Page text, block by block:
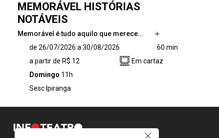
MEMORÁVEL HISTÓRIAS
NOTÁVEIS
Memorável é tudo aquilo que merece…
conservado na lembrança. Por meio da
palhaçaria e da ludicidade, o espetáculo conta,
canta e retrata as ações dos Palhaços Sem
de risco e de instabilidade. A peça é um
mágicos. São relatos que transformaram e
construíram a trajetória dessa “inacreditável”
de 26/07/2026 a 30/08/2026
60 min
a partir de R$ 12
Em cartaz
Domingo 11h
Sesc Ipiranga